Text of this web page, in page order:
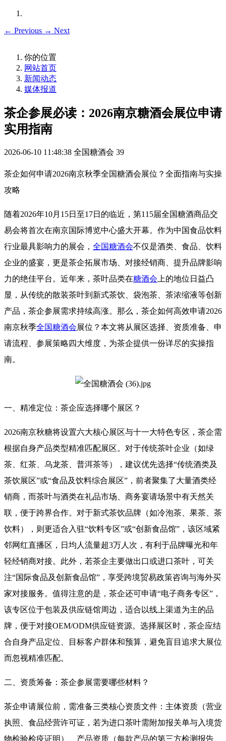
← Previous → Next
你的位置
网站首页
新闻动态
媒体报道
茶企参展必读：2026南京糖酒会展位申请
实用指南
2026-06-10 11:48:38 全国糖酒会 39
茶企如何申请2026南京秋季全国糖酒会展位？全面指南与实操
攻略
随着2026年10月15日至17日的临近，第115届全国糖酒商品交
易会将首次在南京国际博览中心盛大开幕。作为中国食品饮料
行业最具影响力的展会， 全国糖酒会不仅是酒类、食品、饮料
企业的盛宴，更是茶企拓展市场、对接经销商、提升品牌影响
力的绝佳平台。近年来，茶叶品类在糖酒会 上的地位日益凸
显，从传统的散装茶叶到新式茶饮、袋泡茶、茶浓缩液等创新
产品，茶企参展需求持续高涨。那么，茶企如何高效申请2026
南京秋季全国糖酒会展位？本文将从展区选择、资质准备、申
请流程、参展策略四大维度，为茶企提供一份详尽的实操指
南。
一、精准定位：茶企应选择哪个展区？
2026南京秋糖将设置六大核心展区与十一大特色专区，茶企需
根据自身产品类型精准匹配展区。对于传统茶叶企业（如绿
茶、红茶、乌龙茶、普洱茶等），建议优先选择“传统酒类及
茶饮展区”或“食品及饮料综合展区”，前者聚集了大量酒类经
销商，而茶叶与酒类在礼品市场、商务宴请场景中有天然关
联，便于跨界合作。对于新式茶饮品牌（如冷泡茶、果茶、茶
饮料），则更适合入驻“饮料专区”或“创新食品馆”，该区域紧
邻网红直播区，日均人流量超3万人次，有利于品牌曝光和年
轻经销商对接。此外，若茶企主要做出口或进口茶叶，可关
注“国际食品及创新食品馆”，享受跨境贸易政策咨询与海外买
家对接服务。值得注意的是，茶企还可申请“电子商务专区”，
该专区位于包装及供应链馆周边，适合以线上渠道为主的品
牌，便于对接OEM/ODM供应链资源。选择展区时，茶企应结
合自身产品定位、目标客户群体和预算，避免盲目追求大展位
而忽视精准匹配。
二、资质筹备：茶企参展需要哪些材料？
茶企申请展位前，需准备三类核心资质文件 ：主体资质（营业
执照、食品经营许可证，若为进口茶叶需附加报关单与入境货
物检验检疫证明）、产品资质（每款产品的第三方检测报告、